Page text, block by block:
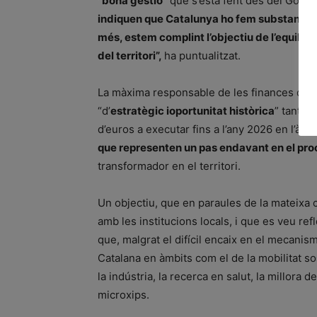
indiquen que Catalunya ho fem
més, estem complint l’objectiu de
del territori”, ha puntualitzat.
La màxima responsable de les finances del
“d’estratègic ioportunitat històrica” tant
d’euros a executar fins a l’any 2026 en
que representen un pas endavant en el
transformador en el territori.
Un objectiu, que en paraules de la mateixa
amb les institucions locals, i que es veu
que, malgrat el difícil encaix en el
Catalana en àmbits com el de la mobilitat
la indústria, la recerca en salut, la millora
microxips.